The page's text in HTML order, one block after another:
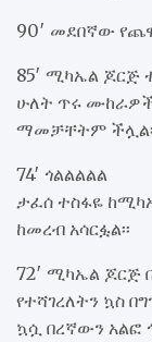
90′ መደበኛው
85′ ሚካኤል ጆርጅ
ሁለት ጥሩ
ማመቻቸትም
74′ ጎልልልልል
ታፈሰ ተስፋዬ
ከመረብ አሳርፏል፡፡
72′ ሚካኤል ጆርጅ
የተሻገረለትን ኳስ
ኳሷ በረኛውን አልፎ